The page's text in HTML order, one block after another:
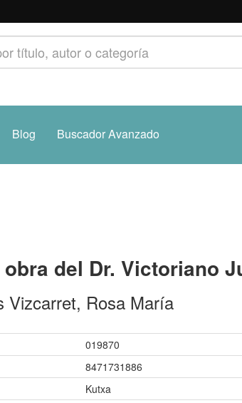
Blog Buscador Avanzado
del Dr. Victoriano
Vizcarret, Rosa María
019870
8471731886
Kutxa